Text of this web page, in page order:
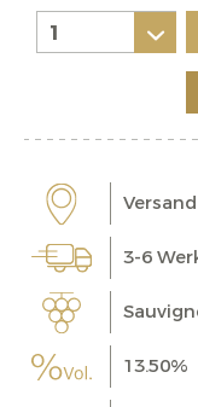
3-6
13.50%